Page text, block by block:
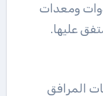
ومعدات
عليها.
المرافق